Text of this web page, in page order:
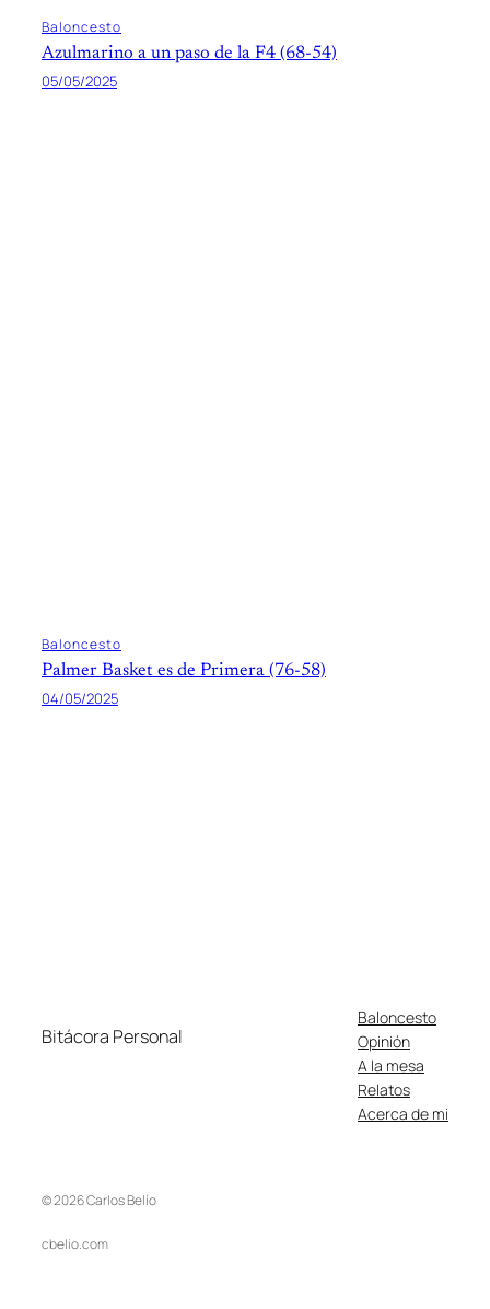
Baloncesto
Azulmarino a un paso de la F4 (68-54)
05/05/2025
Baloncesto
Palmer Basket es de Primera (76-58)
04/05/2025
Bitácora Personal
Baloncesto
Opinión
A la mesa
Relatos
Acerca de mi
© 2026 Carlos Belío
cbelio.com